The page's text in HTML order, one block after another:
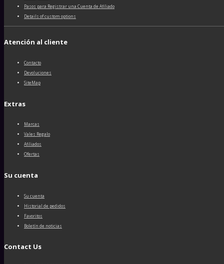
Pasos para Registrar una Cuenta de Afiliado
Details of custom options
Atención al cliente
Contacto
Devoluciones
SiteMap
Extras
Marcas
Vales Regalo
Afiliados
Ofertas
Su cuenta
Su cuenta
Historial de pedidos
Favoritos
Boletín de noticias
Contact Us